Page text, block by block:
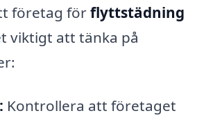
företag förflyttstädning
viktigt att tänka på
Kontrollera att företaget